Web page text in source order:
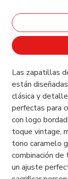
Las zapatillas
están
clásica y
perfectas para
con logo
toque vintage,
tono caramelo
combinación
un ajuste